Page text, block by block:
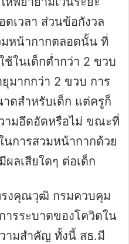
เวลา ส่วนข้อกังวล
มหน้ากากตลอดนั้น ที่
ช้ในเด็กต่ำกว่า 2 ขวบ
มากกว่า 2 ขวบ การ
ดสำหรับเด็ก แต่ครูก็
ามอึดอัดหรือไม่ ขณะที่
นการสวมหน้ากากด้วย
ลเสียใดๆ ต่อเด็ก
งคุณวุฒิ กรมควบคุม
ารระบาดของโควิดใน
ามสำคัญ ทั้งนี้ สธ.มี